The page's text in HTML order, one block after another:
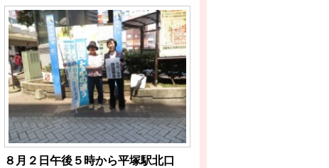
８月２日午後５時から平塚駅北口